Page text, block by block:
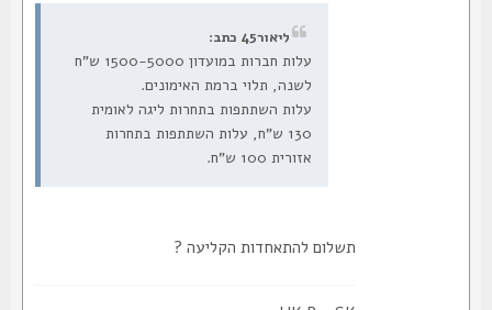
ליאור45 כתב:
עלות חברות במועדון 1500-5000 ש"ח
לשנה, תלוי ברמת האימונים.
עלות השתתפות בתחרות ליגה לאומית
130 ש"ח, עלות השתתפות בתחרות
אזורית 100 ש"ח.
תשלום להתאחדות הקליעה ?